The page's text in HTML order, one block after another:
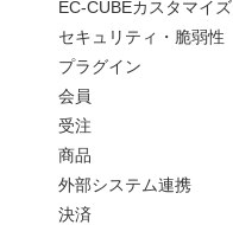
EC-CUBEカスタマイズ
セキュリティ・脆弱性
プラグイン
会員
受注
商品
外部システム連携
決済